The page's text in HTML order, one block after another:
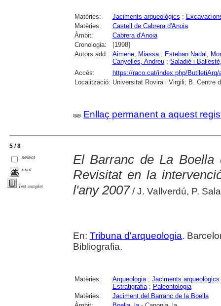
Matèries: Jaciments arqueològics ;
Matèries:
Castell de Cabrera d'Anoia
Àmbit:
Cabrera d'Anoia
Cronologia:
[1998]
Autors add.: Aimene, Miassa; Esteban Nadal,
Canyelles, Andreu; Saladié i
Accés:
https://raco.cat/index.php/ButlletiArq/
Localització: Universitat Rovira i Virgili; B. Centre
Enllaç permanent a aquest
5 / 8
select
print
Text complet
El Barranc de La Boella
Revisitat en la
l'any 2007 / J. Vallverdú, P.
En: Tribuna d'arqueologia.
Bibliografia.
Matèries: Arqueologia; Jaciments arqueològics
Estratigrafia; Paleontologia
Matèries:
Jaciment del Barranc de la Boella